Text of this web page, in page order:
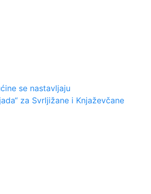
se nastavljaju
za Svrljižane i Knjaževčane